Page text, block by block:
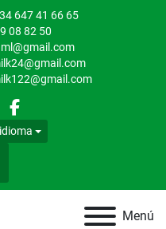
647 41 66 65
08 82 50
facebook
Menú